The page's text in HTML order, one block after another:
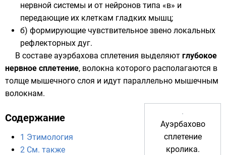
нервной системы и от нейронов типа «в» и
передающие их клеткам гладких мышц;
б) формирующие чувствительное звено локальных
рефлекторных дуг.
В составе ауэрбахова сплетения выделяют глубокое
нервное сплетение, волокна которого располагаются в
толще мышечного слоя и идут параллельно мышечным
волокнам.
Ауэрбахово
сплетение
кролика.
Содержание
1 Этимология
2 См. также